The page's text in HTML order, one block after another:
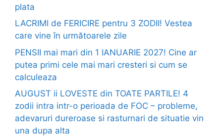
plata
LACRIMI de FERICIRE pentru 3 ZODII! Vestea
care vine în următoarele zile
PENSII mai mari din 1 IANUARIE 2027! Cine ar
putea primi cele mai mari cresteri si cum se
calculeaza
AUGUST ii LOVESTE din TOATE PARTILE! 4
zodii intra intr-o perioada de FOC – probleme,
adevaruri dureroase si rasturnari de situatie vin
una dupa alta